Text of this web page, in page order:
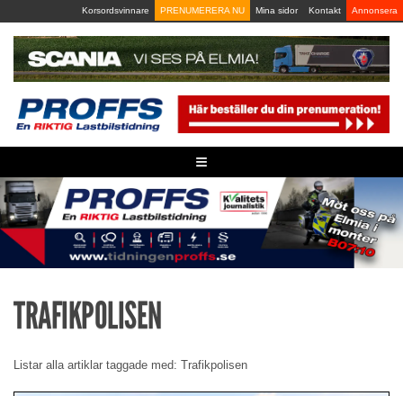
to
content
Korsordsvinnare PRENUMERERA NU Mina sidor Kontakt Annonsera
≡
TRAFIKPOLISEN
Listar alla artiklar taggade med: Trafikpolisen